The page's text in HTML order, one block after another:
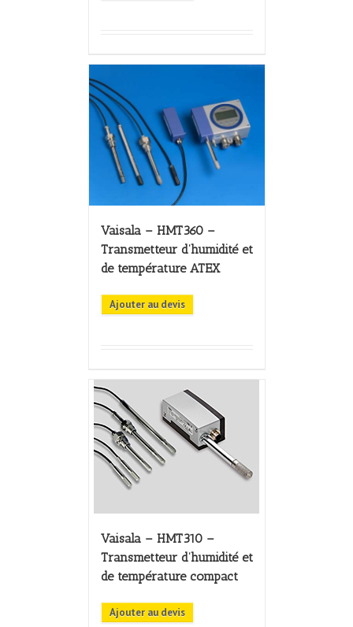
Vaisala – HMT360 –
Transmetteur d’humidité et
de température ATEX
Ajouter au devis
Vaisala – HMT310 –
Transmetteur d’humidité et
de température compact
Ajouter au devis